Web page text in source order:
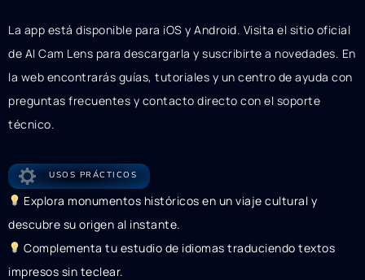
La app está disponible para iOS y Android. Visita el sitio oficial
de AI Cam Lens para descargarla y suscribirte a novedades. En
la web encontrarás guías, tutoriales y un centro de ayuda con
preguntas frecuentes y contacto directo con el soporte
técnico.
USOS PRÁCTICOS
Explora monumentos históricos en un viaje cultural y
descubre su origen al instante.
Complementa tu estudio de idiomas traduciendo textos
impresos sin teclear.